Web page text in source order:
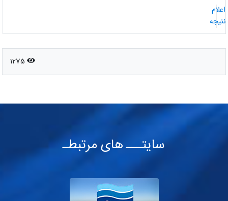
1275
سایتـــ های مرتبطـ